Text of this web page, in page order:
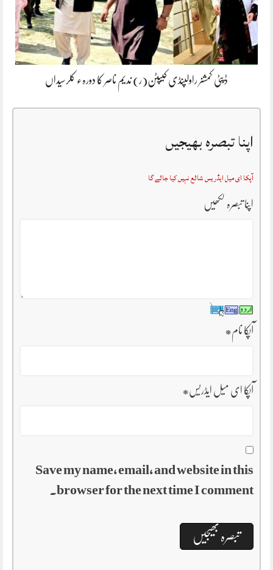
ڈپٹی کمشنر راولپنڈی کیپٹن(ر) ندیم ناصر کا دورہء کلرسیداں
اپنا تبصرہ بھیجیں
آپکا ای میل ایڈریس شائع نہیں کیا جائے گا
اپنا تبصرہ لکھیں
آپکا نام*
آپکا ای میل ایڈریس*
Save my name, email, and website in this
browser for the next time I comment.